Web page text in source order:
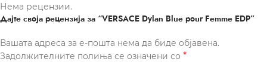
Нема рецензии.
Дајте своја рецензија за “VERSACE Dylan Blue pour Femme EDP”
Вашата адреса за е-пошта нема да биде објавена.
Задолжителните полиња се означени со *